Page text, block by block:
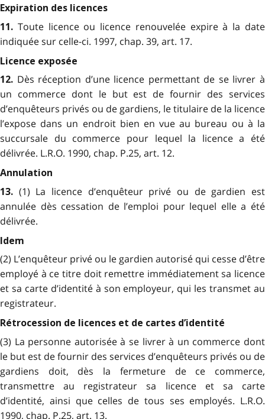
Expiration des licences
11. Toute licence ou licence renouvelée expire à la date
indiquée sur celle-ci. 1997, chap. 39, art. 17.
Licence exposée
12. Dès réception d’une licence permettant de se livrer à
un commerce dont le but est de fournir des services
d’enquêteurs privés ou de gardiens, le titulaire de la licence
l’expose dans un endroit bien en vue au bureau ou à la
succursale du commerce pour lequel la licence a été
délivrée. L.R.O. 1990, chap. P.25, art. 12.
Annulation
13. (1) La licence d’enquêteur privé ou de gardien est
annulée dès cessation de l’emploi pour lequel elle a été
délivrée.
Idem
(2) L’enquêteur privé ou le gardien autorisé qui cesse d’être
employé à ce titre doit remettre immédiatement sa licence
et sa carte d’identité à son employeur, qui les transmet au
registrateur.
Rétrocession de licences et de cartes d’identité
(3) La personne autorisée à se livrer à un commerce dont
le but est de fournir des services d’enquêteurs privés ou de
gardiens doit, dès la fermeture de ce commerce,
transmettre au registrateur sa licence et sa carte
d’identité, ainsi que celles de tous ses employés. L.R.O.
1990, chap. P.25, art. 13.